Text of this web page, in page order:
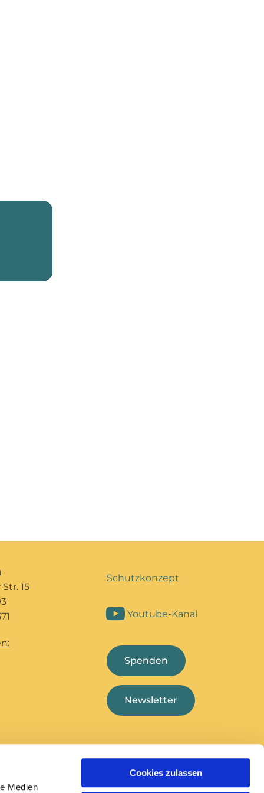
Medien
Cookies zulassen
15
Schutzkonzept
Youtube-Kanal
Spenden
Newsletter
Marcel